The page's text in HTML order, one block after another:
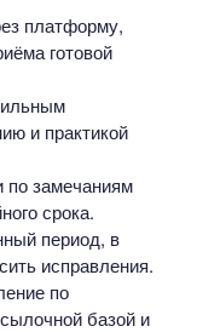
платформу,
готовой
и практикой
замечаниям
срока.
период, в
исправления.
по
базой и